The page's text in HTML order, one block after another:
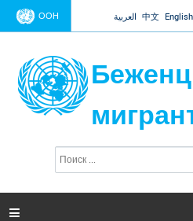
Jump to
ООН العربية 中文 English
и
